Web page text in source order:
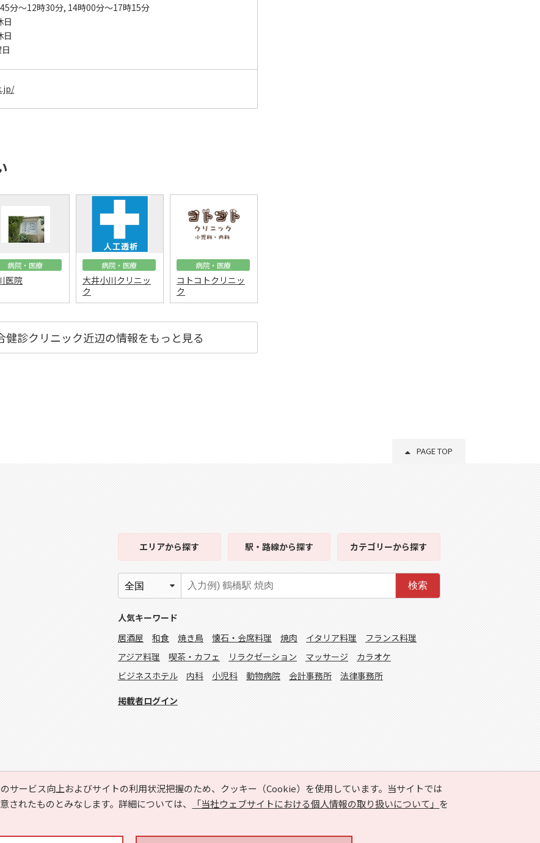
分～12時30分, 14時00分～17時15分
日
日
病院・医療
医院
病院・医療
大井小川クリニッ
ク
病院・医療
コトコトクリニッ
ク
診クリニック近辺の情報をもっと見る
PAGE TOP
サービス向上およびサイトの利用状況把握のため、クッキー（Cookie）を使用しています。当サイトでは
れたものとみなします。詳細については、
「当社ウェブサイトにおける個人情報の取り扱いについて」 を
エリアから探す 駅・路線から探す カテゴリーから探す
検索
人気キーワード
居酒屋
和食 焼き鳥 懐石・会席料理 焼肉 イタリア料理
フランス料理
アジア料理
喫茶・カフェ リラクゼーション マッサージ
カラオケ
ビジネスホテル
内科 小児科 動物病院 会計事務所 法律事務所
掲載者ログイン
Copyright © HYOJITO.Co.,Ltd. All Rights Reserved.